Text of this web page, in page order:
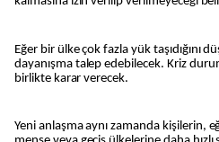
Eğer bir ülke çok fazla yük taşıdığını
dayanışma talep edebilecek. Kriz
birlikte karar verecek.
Yeni anlaşma aynı zamanda kişilerin,